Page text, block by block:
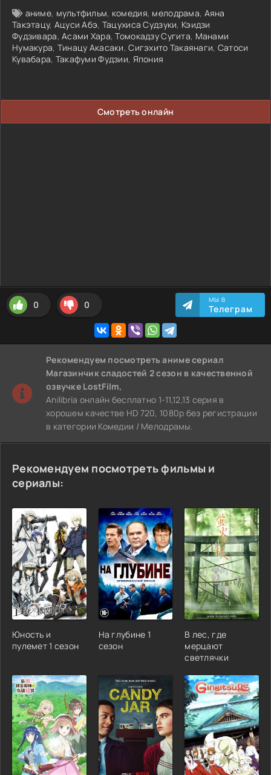
аниме, мультфильм, комедия, мелодрама, Аяна
Такэтацу, Ацуси Абэ, Тацухиса Судзуки, Кэидзи
Фудзивара,Асами Хара,Томокадзу Сугита, Манами
Нумакура, Тинацу Акасаки,Сигэхито Такаянаги, Сатоси
Кувабара, Такафуми Фудзии, Япония
Смотреть онлайн
0 0 МЫ В
Телеграм
Рекомендуем посмотреть аниме сериал
Магазинчик сладостей 2 сезон в качественной
озвучке LostFilm,
Anilibria онлайн бесплатно 1-11,12,13 серия в
хорошем качестве HD 720, 1080p без регистрации
в категории Комедии / Мелодрамы.
Рекомендуем посмотреть фильмы и
сериалы:
Юность и
пулемет 1 сезон
На глубине 1
сезон
В лес, где
мерцают
светлячки